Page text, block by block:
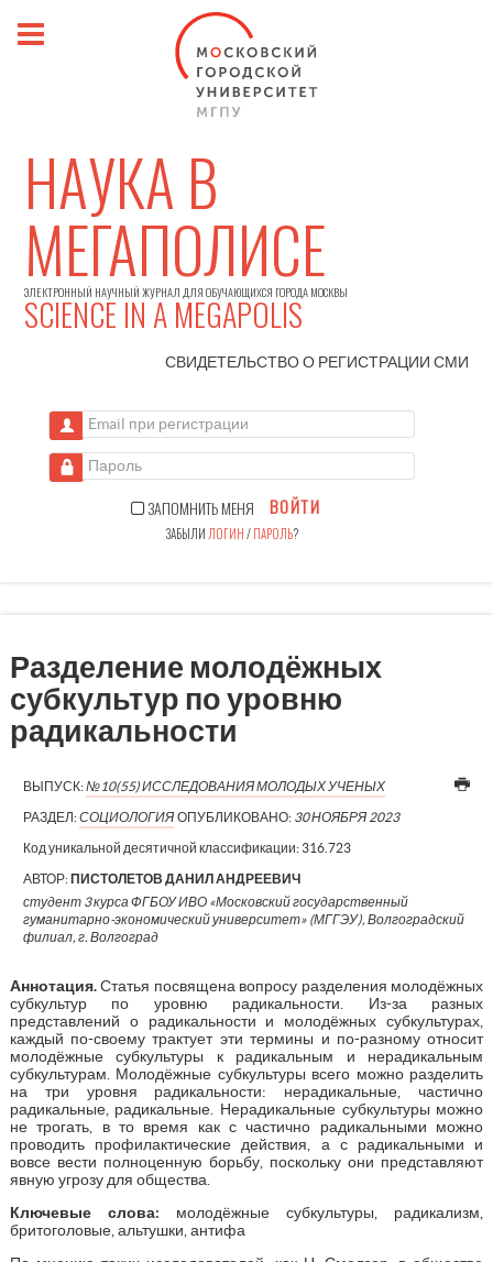
НАУКА В
МЕГАПОЛИСЕ
ЭЛЕКТРОННЫЙ НАУЧНЫЙ ЖУРНАЛ ДЛЯ ОБУЧАЮЩИХСЯ ГОРОДА МОСКВЫ
SCIENCE IN A MEGAPOLIS
СВИДЕТЕЛЬСТВО О РЕГИСТРАЦИИСМИ
Email при регистрации
Пароль
ЗАПОМНИТЬ МЕНЯ ВОЙТИ
ЗАБЫЛИ ЛОГИН/ПАРОЛЬ?
Разделение молодёжных
субкультур по уровню
радикальности
ВЫПУСК:№10(55) ИССЛЕДОВАНИЯ МОЛОДЫХ УЧЕНЫХ
РАЗДЕЛ:СОЦИОЛОГИЯ ОПУБЛИКОВАНО: 30 НОЯБРЯ 2023
Код уникальной десятичной классификации: 316.723
АВТОР:ПИСТОЛЕТОВ ДАНИЛ АНДРЕЕВИЧ
студент 3 курса ФГБОУ ИВО «Московский государственный
гуманитарно-экономический университет» (МГГЭУ), Волгоградский
филиал, г. Волгоград
Аннотация.Статья посвящена вопросу разделения молодёжных
субкультур по уровню радикальности. Из-за разных
представлений о радикальности и молодёжных субкультурах,
каждый по-своему трактует эти термины и по-разному относит
молодёжные субкультуры к радикальным и нерадикальным
субкультурам. Молодёжные субкультуры всего можно разделить
на три уровня радикальности: нерадикальные, частично
радикальные, радикальные. Нерадикальные субкультуры можно
не трогать, в то время как с частично радикальными можно
проводить профилактические действия, а с радикальными и
вовсе вести полноценную борьбу, поскольку они представляют
явную угрозу для общества.
Ключевые слова: молодёжные субкультуры, радикализм,
бритоголовые, альтушки, антифа